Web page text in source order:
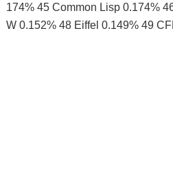
174% 45 Common Lisp 0.174%
W 0.152% 48 Eiffel 0.149% 49